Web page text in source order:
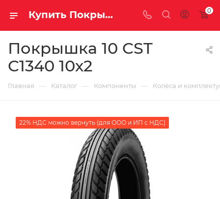
Купить Покрышка 10 CST C1340 10х2 за рублей, а со скидкой 0
Покрышка 10 CST
C1340 10х2
Главная — Каталог — Компоненты — Колёса и
22% НДС можно вернуть (для ООО и ИП с НДС)